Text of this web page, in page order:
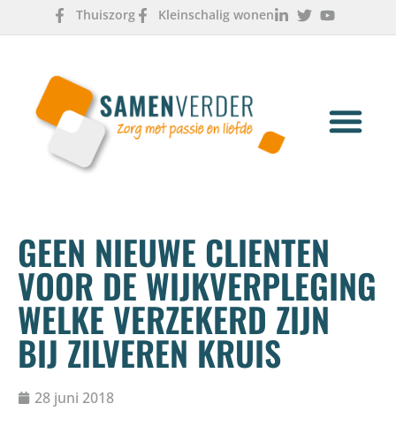
Thuiszorg Kleinschalig wonen
GEEN NIEUWE CLIENTEN
VOOR DE WIJKVERPLEGING
WELKE VERZEKERD ZIJN
BIJ ZILVEREN KRUIS
28 juni 2018